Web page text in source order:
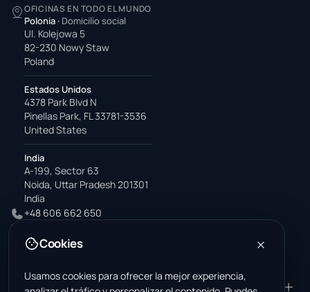
OFICINAS EN TODO EL MUNDO
Polonia · Domicilio social
Ul. Kolejowa 5
82-230 Nowy Staw
Poland
Estados Unidos
4378 Park Blvd N
Pinellas Park, FL 33781-3536
United States
India
A-199, Sector 63
Noida, Uttar Pradesh 201301
India
+48 606 662 650
office@wastemarkt.com
PRODUCTO RESOURCES
Cookies
Usamos cookies para ofrecer la mejor experiencia,